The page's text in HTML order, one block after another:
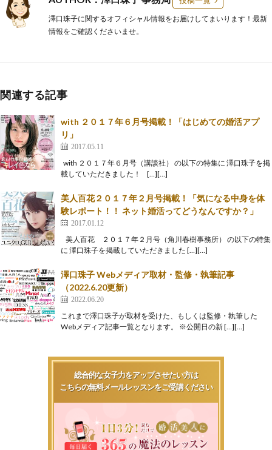
澤口珠子に関するオフィシャル情報をお届けしてまいります！最新
情報をご確認くださいませ。
関連する記事
with ２０１７年６月号掲載！「はじめての婚活アプ
リ」
2017.05.11
with ２０１７年６月号（講談社） の以下の特集に 澤口珠子を掲
載していただきました！ […][…]
美人百花２０１７年２月号掲載！「気になる中身を体
験レポート！！ ネット婚活ってどうなんですか？」
2017.01.12
美人百花 ２０１７年２月号（角川春樹事務所） の以下の特集
に 澤口珠子を掲載していただきました […][…]
澤口珠子 Webメディア取材・監修・執筆記事
（2022.6.20更新）
2022.06.20
これまで澤口珠子が取材を受けた、もしくは監修・執筆した
Webメディア記事一覧となります。 ※公開日の新 […][…]
総合的な女子力をアップさせたい方は
こちらの無料メールレッスンをご受講ください